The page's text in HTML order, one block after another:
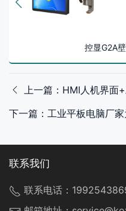
控显G2A
上一篇：HMI人机界面+工
联系我们
联系电话：